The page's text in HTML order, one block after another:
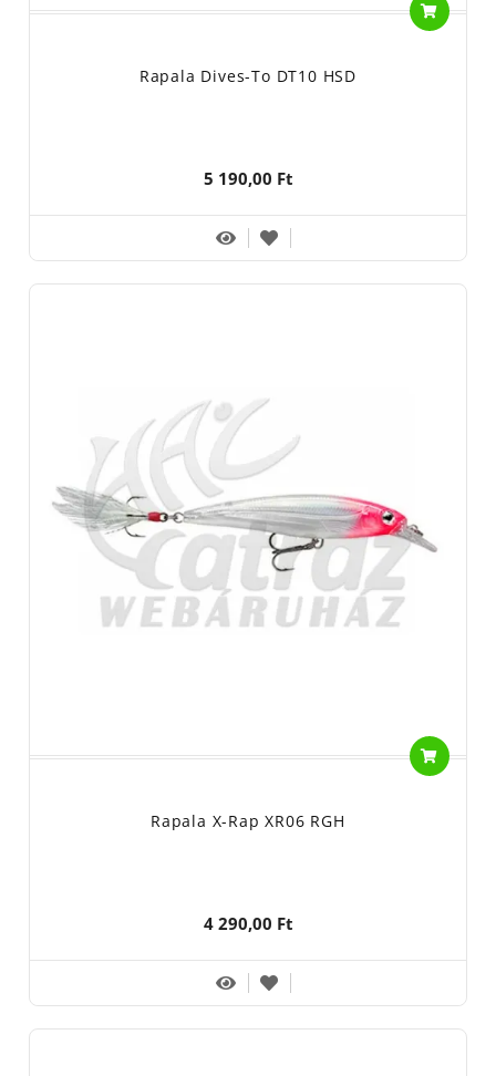
Rapala Dives-To DT10 HSD
5 190,00 Ft
Rapala X-Rap XR06 RGH
4 290,00 Ft